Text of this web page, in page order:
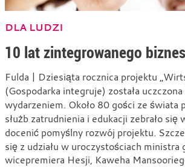
DLA LUDZI
10 lat zintegrowanego
Fulda | Dziesiąta rocznica projektu
(Gospodarka integruje) została
wydarzeniem. Około 80 gości ze świata
służb zatrudnienia i edukacji zebrało się
docenić pomyślny rozwój projektu.
się z udziału w uroczystościach ministra
wicepremiera Hesji, Kaweha